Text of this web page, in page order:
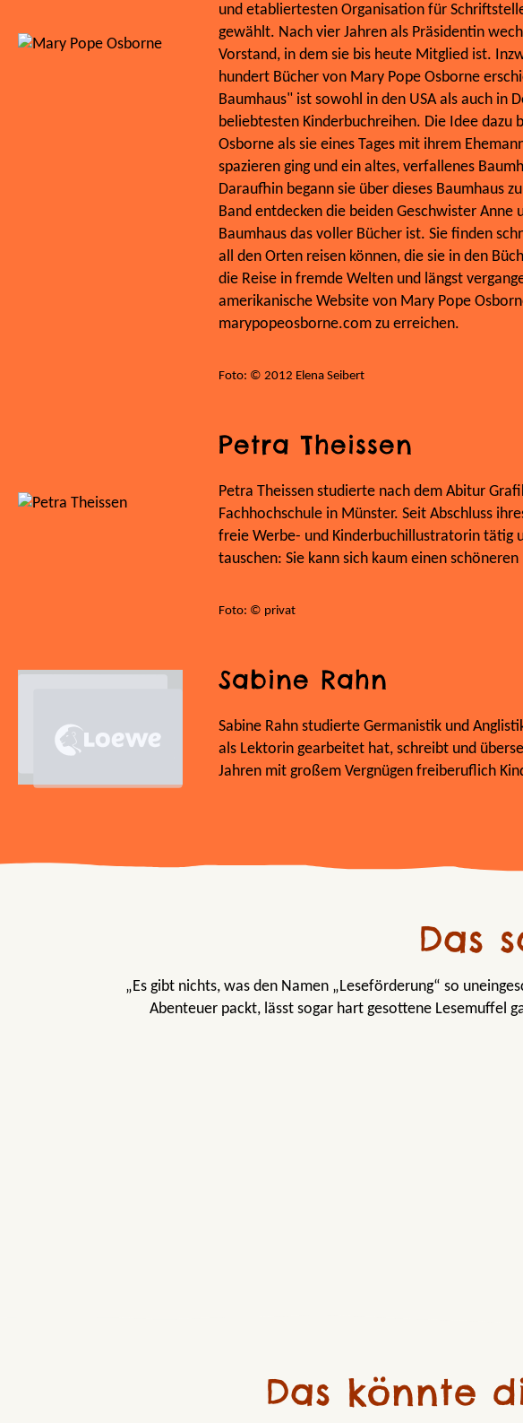
und etabliertesten Organisation für
gewählt. Nach vier Jahren als Präsidentin
Vorstand, in dem sie bis heute Mitglied ist.
hundert Bücher von Mary Pope Osborne
Baumhaus" ist sowohl in den USA als auch in
beliebtesten Kinderbuchreihen. Die Idee dazu
Osborne als sie eines Tages mit ihrem
spazieren ging und ein altes, verfallenes
Daraufhin begann sie über dieses Baumhaus
Band entdecken die beiden Geschwister Anne
Baumhaus das voller Bücher ist. Sie finden
all den Orten reisen können, die sie in den
die Reise in fremde Welten und längst
amerikanische Website von Mary Pope
marypopeosborne.com zu erreichen.
Foto: © 2012 Elena Seibert
Petra Theissen
Petra Theissen studierte nach dem Abitur
Fachhochschule in Münster. Seit Abschluss
freie Werbe- und Kinderbuchillustratorin tätig
tauschen: Sie kann sich kaum einen
Foto: © privat
Sabine Rahn
Sabine Rahn studierte Germanistik und
als Lektorin gearbeitet hat, schreibt und
Jahren mit großem Vergnügen freiberuflich
Das
„Es gibt nichts, was den Namen „Leseförderung“ so
Abenteuer packt, lässt sogar hart gesottene Lesemuffel
Das könnte